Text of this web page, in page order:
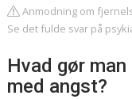
Anmodning om
Se det fulde svar på
Hvad gør
med angst?